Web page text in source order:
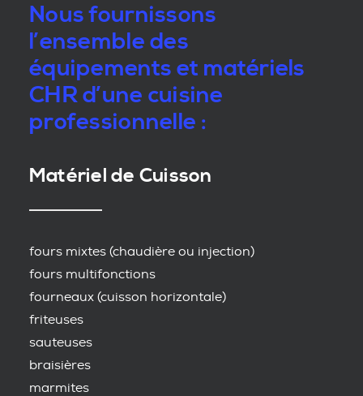
Nous fournissons
l’ensemble des
équipements et matériels
CHR d’une cuisine
professionnelle :
Matériel de Cuisson
fours mixtes (chaudière ou injection)
fours multifonctions
fourneaux (cuisson horizontale)
friteuses
sauteuses
braisières
marmites